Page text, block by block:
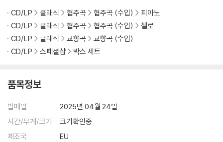
CD/LP 클래식 협주곡 협주곡 (수입)
피아노
CD/LP
클래식 협주곡 협주곡 (수입)
첼로
CD/LP
클래식 교향곡
교향곡 (수입)
CD/LP
스페셜샵 박스 세트
품목정보
발매일
2025년 04월 24일
시간/무게/크기
크기확인중
제조국
EU